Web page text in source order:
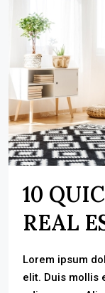
10
REAL
Lorem ipsum
elit. Duis mollis